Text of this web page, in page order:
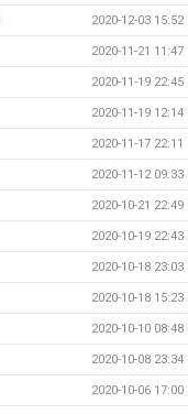
2020-12-03 15:52
2020-11-21 11:47
2020-11-19 22:45
2020-11-19 12:14
2020-11-17 22:11
2020-11-12 09:33
2020-10-21 22:49
2020-10-19 22:43
2020-10-18 23:03
2020-10-18 15:23
2020-10-10 08:48
2020-10-08 23:34
2020-10-06 17:00